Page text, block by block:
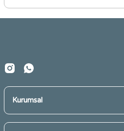
Ürün bilgilerinde hatalar bulunuyor.
Kurumsal